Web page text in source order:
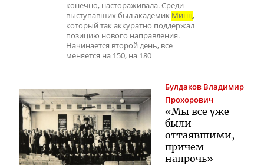
конечно, настораживала. Среди
выступавших был академик Минц,
который так аккуратно поддержал
позицию нового направления.
Начинается второй день, все
меняется на 150, на 180
Булдаков Владимир
Прохорович
«Мы все уже
были
оттаявшими,
причем
напрочь»